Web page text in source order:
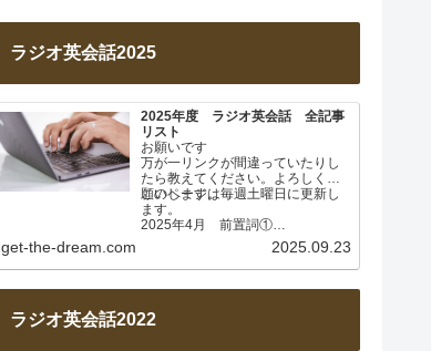
ラジオ英会話2025
2025年度 ラジオ英会話 全記事
リスト
お願いです
万が一リンクが間違っていたりし
たら教えてください。よろしくお
願いします。
このページは毎週土曜日に更新し
ます。
2025年4月 前置詞①
Lesson 001 前置詞about
get-the-dream.com 2025.09.23
ラジオ英会話2022